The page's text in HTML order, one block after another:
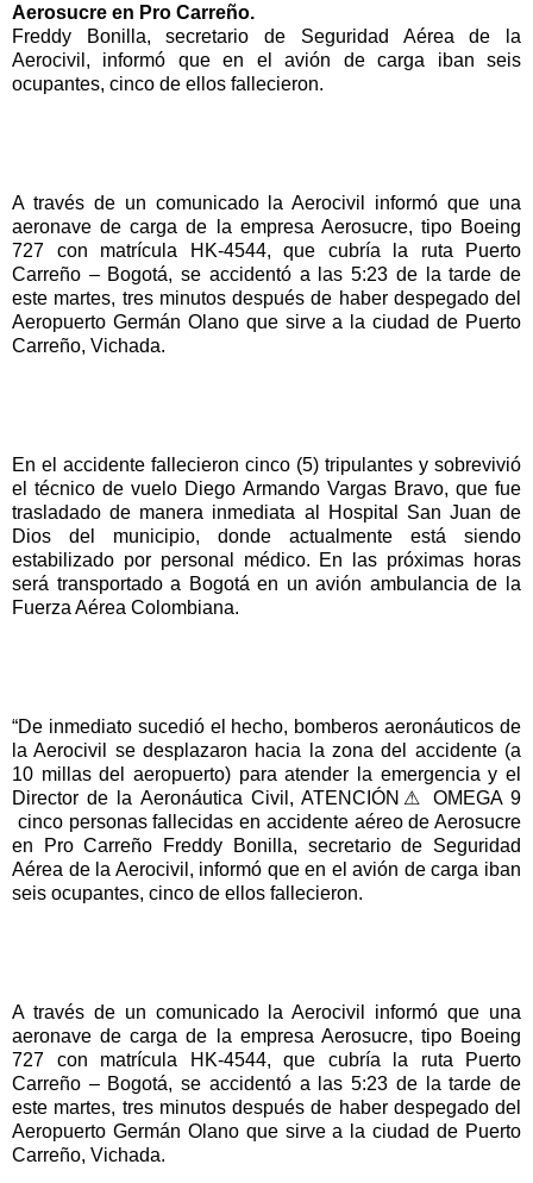
Aerosucre en Pro Carreño.
Freddy Bonilla, secretario de Seguridad Aérea de la
Aerocivil, informó que en el avión de carga iban seis
ocupantes, cinco de ellos fallecieron.
A través de un comunicado la Aerocivil informó que una
aeronave de carga de la empresa Aerosucre, tipo Boeing
727 con matrícula HK-4544, que cubría la ruta Puerto
Carreño – Bogotá, se accidentó a las 5:23 de la tarde de
este martes, tres minutos después de haber despegado del
Aeropuerto Germán Olano que sirve a la ciudad de Puerto
Carreño, Vichada.
En el accidente fallecieron cinco (5) tripulantes y sobrevivió
el técnico de vuelo Diego Armando Vargas Bravo, que fue
trasladado de manera inmediata al Hospital San Juan de
Dios del municipio, donde actualmente está siendo
estabilizado por personal médico. En las próximas horas
será transportado a Bogotá en un avión ambulancia de la
Fuerza Aérea Colombiana.
“De inmediato sucedió el hecho, bomberos aeronáuticos de
la Aerocivil se desplazaron hacia la zona del accidente (a
10 millas del aeropuerto) para atender la emergencia y el
Director de la Aeronáutica Civil, ATENCIÓN⚠ OMEGA 9
cinco personas fallecidas en accidente aéreo de Aerosucre
en Pro Carreño Freddy Bonilla, secretario de Seguridad
Aérea de la Aerocivil, informó que en el avión de carga iban
seis ocupantes, cinco de ellos fallecieron.
A través de un comunicado la Aerocivil informó que una
aeronave de carga de la empresa Aerosucre, tipo Boeing
727 con matrícula HK-4544, que cubría la ruta Puerto
Carreño – Bogotá, se accidentó a las 5:23 de la tarde de
este martes, tres minutos después de haber despegado del
Aeropuerto Germán Olano que sirve a la ciudad de Puerto
Carreño, Vichada.